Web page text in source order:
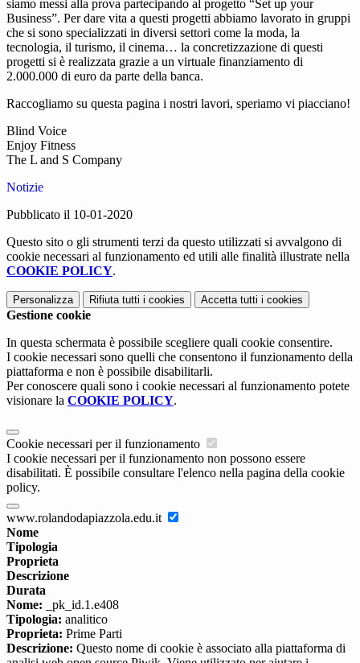
siamo messi alla prova partecipando al progetto “Set up your
Business”. Per dare vita a questi progetti abbiamo lavorato in gruppi
che si sono specializzati in diversi settori come la moda, la
tecnologia, il turismo, il cinema… la concretizzazione di questi
progetti si è realizzata grazie a un virtuale finanziamento di
2.000.000 di euro da parte della banca.
Raccogliamo su questa pagina i nostri lavori, speriamo vi piacciano!
Blind Voice
Enjoy Fitness
The L and S Company
Notizie
Pubblicato il 10-01-2020
Questo sito o gli strumenti terzi da questo utilizzati si avvalgono di
cookie necessari al funzionamento ed utili alle finalità illustrate nella
COOKIE POLICY.
Personalizza Rifiuta tutti i cookies Accetta tutti i cookies
Gestione cookie
In questa schermata è possibile scegliere quali cookie consentire.
I cookie necessari sono quelli che consentono il funzionamento della
piattaforma e non è possibile disabilitarli.
Per conoscere quali sono i cookie necessari al funzionamento potete
visionare la COOKIE POLICY.
Cookie necessari per il funzionamento
I cookie necessari per il funzionamento non possono essere
disabilitati. È possibile consultare l'elenco nella pagina della cookie
policy.
www.rolandodapiazzola.edu.it
Nome
Tipologia
Proprieta
Descrizione
Durata
Nome: _pk_id.1.e408
Tipologia: analitico
Proprieta: Prime Parti
Descrizione: Questo nome di cookie è associato alla piattaforma di